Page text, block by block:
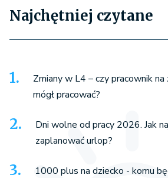
Najchętniej czytane
Zmiany w L4 – czy pracownik
mógł pracować?
Dni wolne od pracy 2026. Jak
zaplanować urlop?
1000 plus na dziecko - komu